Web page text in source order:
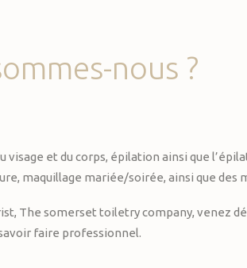
nous ?
visage et du corps, épilation ainsi que
maquillage mariée/soirée, ainsi que des
The somerset toiletry company, venez
faire professionnel.